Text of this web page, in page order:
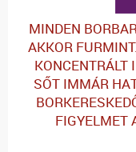
MINDEN
AKKOR
KONCENTRÁLT
SŐT IMMÁR
FIGYELMET